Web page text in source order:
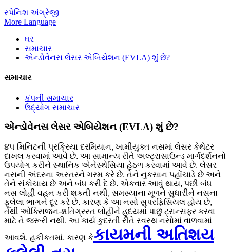
સ્પેનિશ અંગ્રેજી
More Language
ઘર
સમાચાર
એન્ડોવેનસ લેસર એબિયેશન (EVLA) શું છે?
સમાચાર
કંપની સમાચાર
ઉદ્યોગ સમાચાર
એન્ડોવેનસ લેસર એબિયેશન (EVLA) શું છે?
૪૫ મિનિટની પ્રક્રિયા દરમિયાન, ખામીયુક્ત નસમાં લેસર કેથેટર
દાખલ કરવામાં આવે છે. આ સામાન્ય રીતે અલ્ટ્રાસાઉન્ડ માર્ગદર્શનનો
ઉપયોગ કરીને સ્થાનિક એનેસ્થેસિયા હેઠળ કરવામાં આવે છે. લેસર
નસની અંદરના અસ્તરને ગરમ કરે છે, તેને નુકસાન પહોંચાડે છે અને
તેને સંકોચાય છે અને બંધ કરી દે છે. એકવાર આવું થાય, પછી બંધ
નસ લોહી વહન કરી શકતી નથી, સમસ્યાના મૂળને સુધારીને નસના
ફૂલેલા ભાગને દૂર કરે છે. કારણ કે આ નસો સુપરફિસિયલ હોય છે,
તેથી ઓક્સિજન-ક્ષતિગ્રસ્ત લોહીને હૃદયમાં પાછું ટ્રાન્સફર કરવા
માટે તે જરૂરી નથી. આ કાર્ય કુદરતી રીતે સ્વસ્થ નસોમાં વાળવામાં
આવશે. હકીકતમાં, કારણ કેકાયમની અતિશય